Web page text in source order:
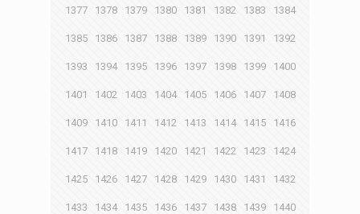
1377 1378 1379 1380 1381 1382 1383 1384
1385 1386 1387 1388 1389 1390 1391 1392
1393 1394 1395 1396 1397 1398 1399 1400
1401 1402 1403 1404 1405 1406 1407 1408
1409 1410 1411 1412 1413 1414 1415 1416
1417 1418 1419 1420 1421 1422 1423 1424
1425 1426 1427 1428 1429 1430 1431 1432
1433 1434 1435 1436 1437 1438 1439 1440